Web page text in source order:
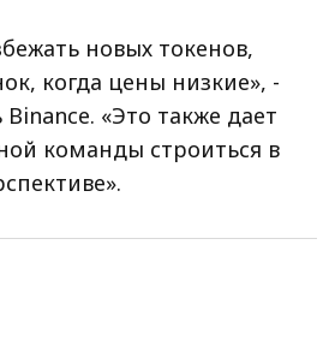
новых токенов,
когда цены низкие», -
Binance. «Это также дает
команды строиться в